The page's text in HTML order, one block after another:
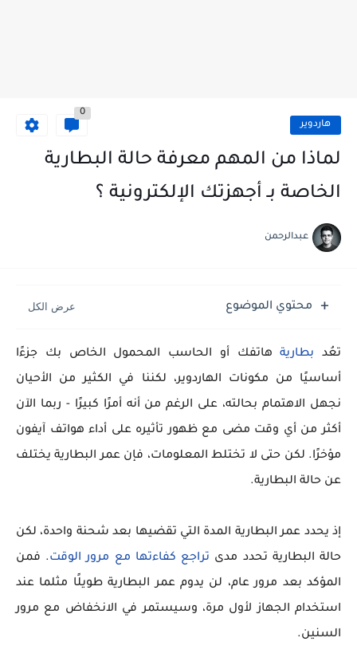
هاردوير
0
لماذا من المهم معرفة حالة البطارية
الخاصة بـ أجهزتك الإلكترونية ؟
عبدالرحمن
محتوي الموضوع
تعُد بطاريةهاتفك أو الحاسب المحمول الخاص بك جزءًا
أساسيًا من مكونات الهاردوير، لكننا في الكثير من الأحيان
نجهل الاهتمام بحالته، على الرغم من أنه أمرًا كبيرًا - ربما الآن
أكثر من أي وقت مضى مع ظهور تأثيره على أداء هواتف آيفون
مؤخرًا. لكن حتى لا تختلط المعلومات، فإن عمر البطارية يختلف
عن حالة البطارية.
إذ يحدد عمر البطارية المدة التي تقضيها بعد شحنة واحدة، لكن
حالة البطارية تحدد مدى تراجع كفاءتها مع مرور الوقت. فمن
المؤكد بعد مرور عام، لن يدوم عمر البطارية طويلًا مثلما عند
استخدام الجهاز لأول مرة، وسيستمر في الانخفاض مع مرور
السنين.